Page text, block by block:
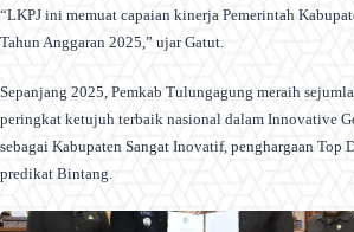
“LKPJ ini memuat capaian kinerja Pemerintah
Tahun Anggaran 2025,” ujar Gatut.
Sepanjang 2025, Pemkab Tulungagung meraih
peringkat ketujuh terbaik nasional dalam Innovative
sebagai Kabupaten Sangat Inovatif, penghargaan Top
predikat Bintang.